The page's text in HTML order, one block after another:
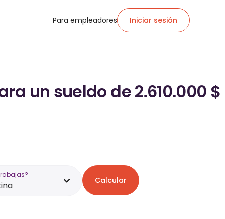
Para empleadores Iniciar sesión
un sueldo de 2.610.000 $
Calcular